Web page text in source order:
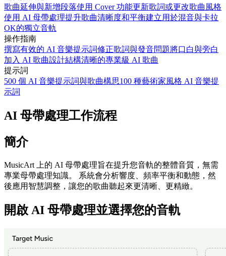
歌曲延伸與新增段落使用 Cover 功能更新歌詞或更改歌曲風格
使用 AI 母帶處理提升歌曲清晰度和平衡建立用於混音與卡拉
OK的獨立音軌
操作指南
撰寫有效的 AI 音樂提示詞修正歌詞與發音問題將口白與旁白
加入 AI 歌曲設計結構清晰的專業級 AI 歌曲
提示詞
500 個 AI 音樂提示詞與歌曲構思100 種藝術家風格 AI 音樂提
示詞
AI 母帶處理工作流程
簡介
MusicArt 上的 AI 母帶處理旨在提升您音軌的整體音質，無需
專業母帶處理知識。 系統會分析響度、頻率平衡和動態，然
後應用智慧調整，讓您的歌曲聽起來更清晰、更精緻。
開啟 AI 母帶處理並選擇您的音軌